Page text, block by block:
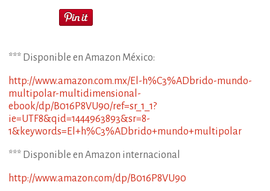
*** Disponible en Amazon México:
http://www.amazon.com.mx/El-h%C3%ADbrido-mundo-
multipolar-multidimensional-
ebook/dp/B016P8VU90/ref=sr_1_1?
ie=UTF8&qid=1444963893&sr=8-
1&keywords=El+h%C3%ADbrido+mundo+multipolar
*** Disponible en Amazon internacional
http://www.amazon.com/dp/B016P8VU90